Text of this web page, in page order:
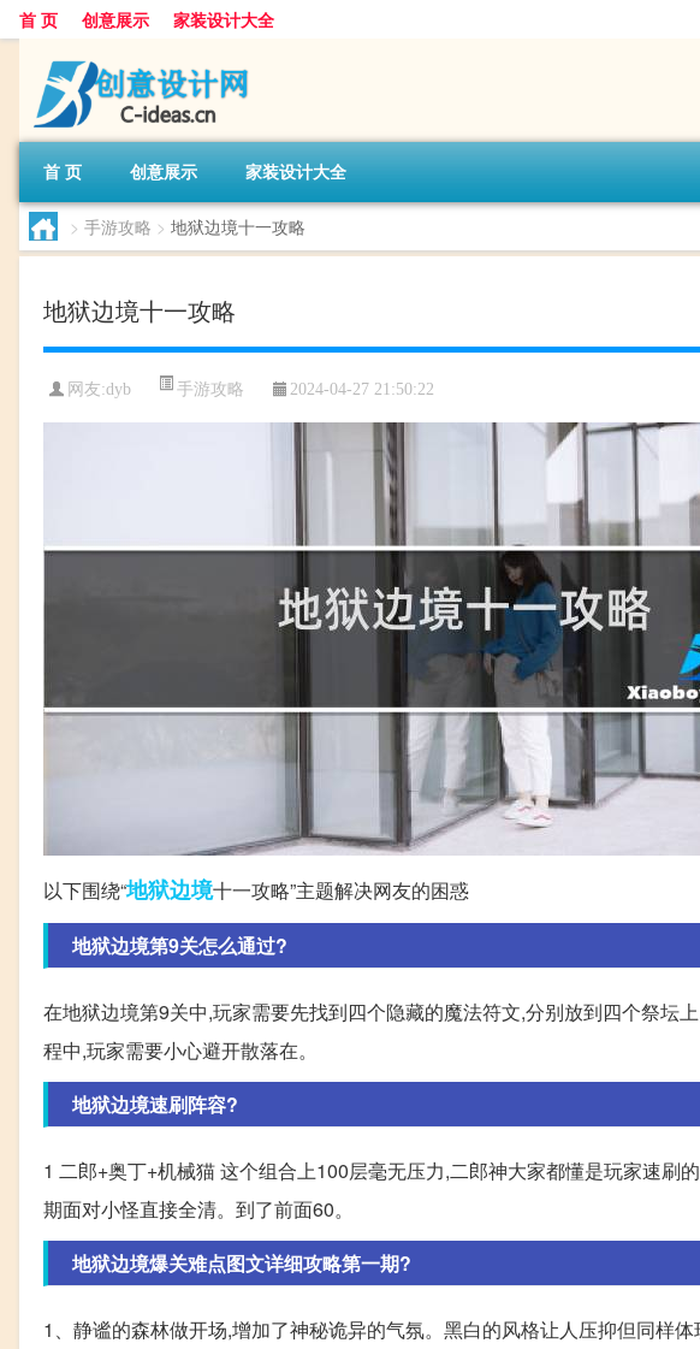
首 页 创意展示 家装设计大全
首 页 创意展示 家装设计大全
> 手游攻略 > 地狱边境十一攻略
地狱边境十一攻略
网友:dyb 手游攻略 2024-04-27 21:50:22
以下围绕“地狱边境十一攻略”主题解决网友的困惑
地狱边境第9关怎么通过?
在地狱边境第9关中,玩家需要先找到四个隐藏的魔法符文,分别放到四个祭坛
程中,玩家需要小心避开散落在。
地狱边境速刷阵容?
1 二郎+奥丁+机械猫 这个组合上100层毫无压力,二郎神大家都懂是玩家速刷
期面对小怪直接全清。到了前面60。
地狱边境爆关难点图文详细攻略第一期?
1、静谧的森林做开场,增加了神秘诡异的气氛。黑白的风格让人压抑但同样